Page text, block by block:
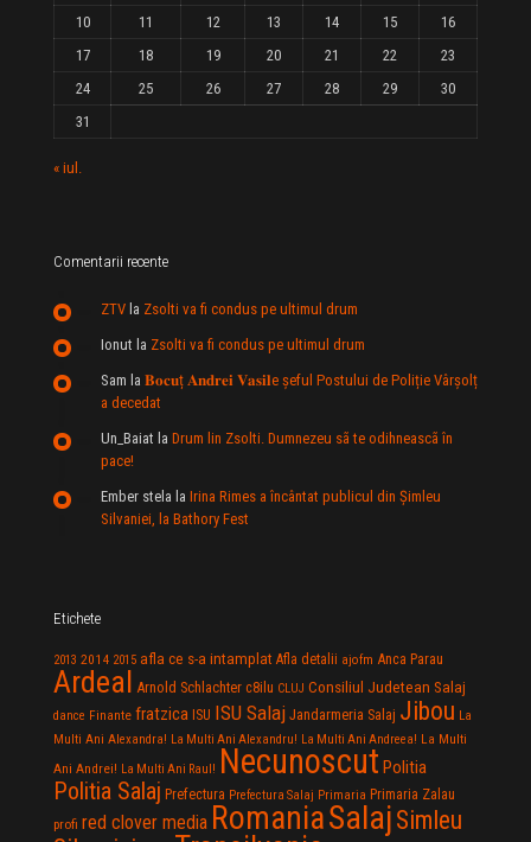
10
11 12 13 14 15
16
17
18 19 20 21 22
23
24
25 26 27 28 29
30
31
« iul.
Comentarii recente
ZTV la Zsolti va fi condus pe ultimul drum
Ionut la Zsolti va fi condus pe ultimul drum
Sam la 𝐁𝐨𝐜𝐮ț 𝐀𝐧𝐝𝐫𝐞𝐢 𝐕𝐚𝐬𝐢𝐥e şeful Postului de Poliție Vârșolț
a decedat
Un_Baiat la Drum lin Zsolti. Dumnezeu sã te odihneascã în
pace!
Ember stela la Irina Rimes a încântat publicul din Şimleu
Silvaniei, la Bathory Fest
Etichete
2013 2014 2015 afla ce s-a intamplat Afla detalii ajofm Anca Parau
Ardeal Arnold Schlachter c8ilu CLUJ Consiliul Judetean Salaj
dance Finante fratzica ISU ISU Salaj Jandarmeria Salaj Jibou La
Multi Ani Alexandra! La Multi Ani Alexandru! La Multi Ani Andreea! La Multi
Ani Andrei! La Multi Ani Raul! Necunoscut Politia
Politia Salaj Prefectura Prefectura Salaj Primaria Primaria Zalau
profi red clover media RomaniaSalaj Simleu